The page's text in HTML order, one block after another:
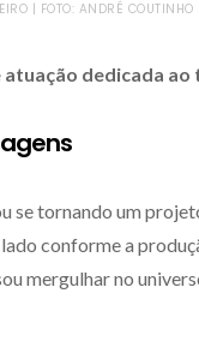
| FOTO: ANDRÉ COUTINHO
atuação dedicada ao
se tornando um
conforme a
mergulhar no